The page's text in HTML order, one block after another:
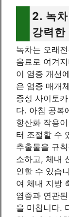
2. 녹
강력한
녹차는 오래
음료로 여겨
이 염증 개선
은 염증 매개
증성 사이토
다. 아침 공복
항산화 작용
터 조절할 수
추출물을 규
소하고, 체내
인할 수 있습
여 체내 지방
염증과 연관
을 미칩니다.